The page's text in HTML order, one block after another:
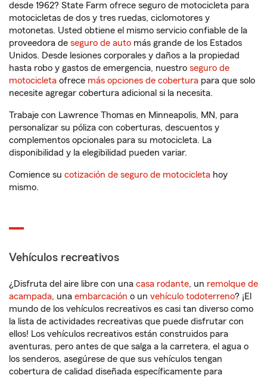
desde 1962? State Farm ofrece seguro de motocicleta para
motocicletas de dos y tres ruedas, ciclomotores y
motonetas. Usted obtiene el mismo servicio confiable de la
proveedora de seguro de auto más grande de los Estados
Unidos. Desde lesiones corporales y daños a la propiedad
hasta robo y gastos de emergencia, nuestro seguro de
motocicleta ofrece más opciones de cobertura para que solo
necesite agregar cobertura adicional si la necesita.
Trabaje con Lawrence Thomas en Minneapolis, MN, para
personalizar su póliza con coberturas, descuentos y
complementos opcionales para su motocicleta. La
disponibilidad y la elegibilidad pueden variar.
Comience su cotización de seguro de motocicleta hoy
mismo.
Vehículos recreativos
¿Disfruta del aire libre con una casa rodante, un remolque de
acampada, una embarcación o un vehículo todoterreno? ¡El
mundo de los vehículos recreativos es casi tan diverso como
la lista de actividades recreativas que puede disfrutar con
ellos! Los vehículos recreativos están construidos para
aventuras, pero antes de que salga a la carretera, el agua o
los senderos, asegúrese de que sus vehículos tengan
cobertura de calidad diseñada específicamente para